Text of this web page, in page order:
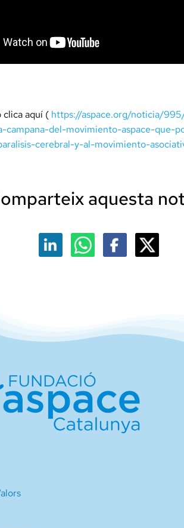
clica aquí ( https://aspace.org/noticia/
del-movimiento-aspace-que-
cerebral-y-al-movimiento-
aquesta